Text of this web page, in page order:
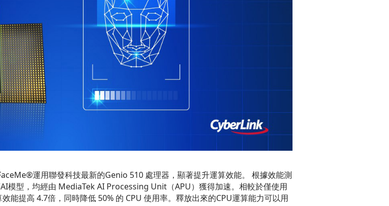
運用聯發科技最新的Genio 510 處理器，顯著提升運算效能。 根據效能測
模型，均經由 MediaTek AI Processing Unit（APU）獲得加速。相較於僅使用
能提高 4.7倍，同時降低 50% 的 CPU 使用率。釋放出來的CPU運算能力可以用